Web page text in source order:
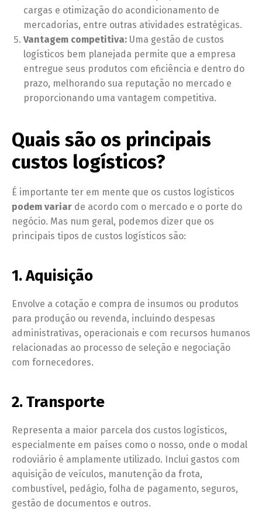
cargas e otimização do acondicionamento de
mercadorias, entre outras atividades estratégicas.
Vantagem competitiva: Uma gestão de custos
logísticos bem planejada permite que a empresa
entregue seus produtos com eficiência e dentro do
prazo, melhorando sua reputação no mercado e
proporcionando uma vantagem competitiva.
Quais são os principais
custos logísticos?
É importante ter em mente que os custos logísticos
podem variar de acordo com o mercado e o porte do
negócio. Mas num geral, podemos dizer que os
principais tipos de custos logísticos são:
1. Aquisição
Envolve a cotação e compra de insumos ou produtos
para produção ou revenda, incluindo despesas
administrativas, operacionais e com recursos humanos
relacionadas ao processo de seleção e negociação
com fornecedores.
2. Transporte
Representa a maior parcela dos custos logísticos,
especialmente em países como o nosso, onde o modal
rodoviário é amplamente utilizado. Inclui gastos com
aquisição de veículos, manutenção da frota,
combustível, pedágio, folha de pagamento, seguros,
gestão de documentos e outros.